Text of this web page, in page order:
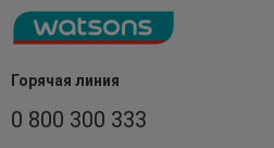
Горячая линия
0 800 300 333